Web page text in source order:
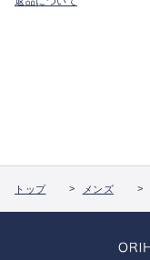
トップ メンズ